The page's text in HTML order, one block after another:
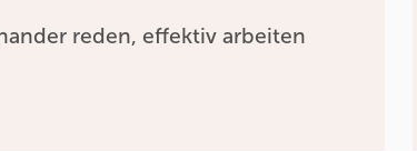
reden, effektiv arbeiten